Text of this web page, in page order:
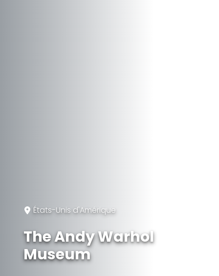
États-Unis d'Amérique
The Andy Warhol
Museum